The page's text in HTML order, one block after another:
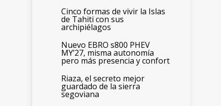
Cinco formas de vivir la Islas
de Tahiti con sus
archipiélagos
Nuevo EBRO s800 PHEV
MY’27, misma autonomía
pero más presencia y confort
Riaza, el secreto mejor
guardado de la sierra
segoviana